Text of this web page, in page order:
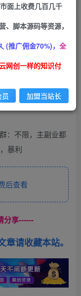
玩法
私信
1684 142
：不限，主副业都
暴利
后查看
分享------
请收藏本站。
面上收费几百几千
、脚本源码等资源，
(推广佣金70%)， 全
网创一样的知识付
加盟当站长